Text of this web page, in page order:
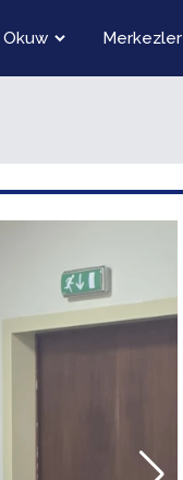
Okuw Merkezler